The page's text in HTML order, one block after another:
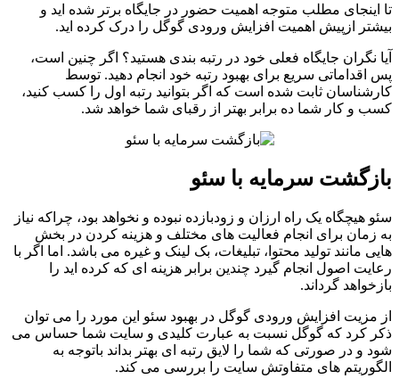
تا اینجای مطلب متوجه اهمیت حضور در جایگاه برتر شده اید و
بیشتر ازپیش اهمیت افزایش ورودی گوگل را درک کرده اید.
آیا نگران جایگاه فعلی خود در رتبه بندی هستید؟ اگر چنین است،
پس اقداماتی سریع برای بهبود رتبه خود انجام دهید. توسط
کارشناسان ثابت شده است که اگر بتوانید رتبه اول را کسب کنید،
کسب و کار شما ده برابر بهتر از رقبای شما خواهد شد.
بازگشت سرمایه با سئو
سئو هیچگاه یک راه ارزان و زودبازده نبوده و نخواهد بود، چراکه نیاز
به زمان برای انجام فعالیت های مختلف و هزینه کردن در بخش
هایی مانند تولید محتوا، تبلیغات، بک لینک و غیره می باشد. اما اگر با
رعایت اصول انجام گیرد چندین برابر هزینه ای که کرده اید را
بازخواهد گرداند.
از مزیت افزایش ورودی گوگل در بهبود سئو این مورد را می توان
ذکر کرد که گوگل نسبت به عبارت کلیدی و سایت شما حساس می
شود و در صورتی که شما را لایق رتبه ای بهتر بداند باتوجه به
الگوریتم های متفاوتش سایت را بررسی می کند.